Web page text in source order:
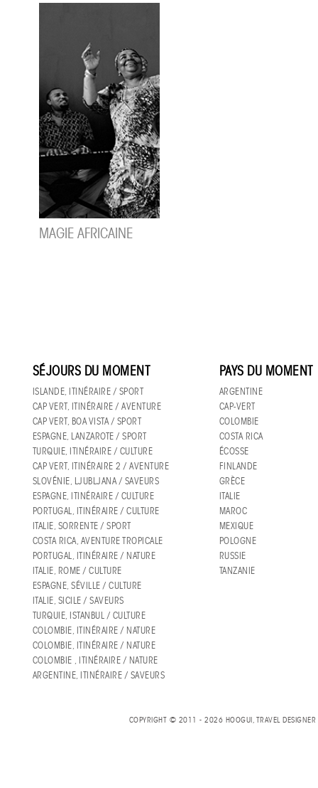
MAGIE AFRICAINE
SÉJOURS DU MOMENT
ISLANDE, ITINÉRAIRE / SPORT
CAP VERT, ITINÉRAIRE / AVENTURE
CAP VERT, BOA VISTA / SPORT
ESPAGNE, LANZAROTE / SPORT
TURQUIE, ITINÉRAIRE / CULTURE
CAP VERT, ITINÉRAIRE 2 / AVENTURE
SLOVÉNIE, LJUBLJANA / SAVEURS
ESPAGNE, ITINÉRAIRE / CULTURE
PORTUGAL, ITINÉRAIRE / CULTURE
ITALIE, SORRENTE / SPORT
COSTA RICA, AVENTURE TROPICALE
PORTUGAL, ITINÉRAIRE / NATURE
ITALIE, ROME / CULTURE
ESPAGNE, SÉVILLE / CULTURE
ITALIE, SICILE / SAVEURS
TURQUIE, ISTANBUL / CULTURE
COLOMBIE, ITINÉRAIRE / NATURE
COLOMBIE, ITINÉRAIRE / NATURE
COLOMBIE , ITINÉRAIRE / NATURE
ARGENTINE, ITINÉRAIRE / SAVEURS
PAYS DU MOMENT
ARGENTINE
CAP-VERT
COLOMBIE
COSTA RICA
ÉCOSSE
FINLANDE
GRÈCE
ITALIE
MAROC
MEXIQUE
POLOGNE
RUSSIE
TANZANIE
COPYRIGHT © 2011 - 2026 HOOGUI, TRAVEL DESIGNER